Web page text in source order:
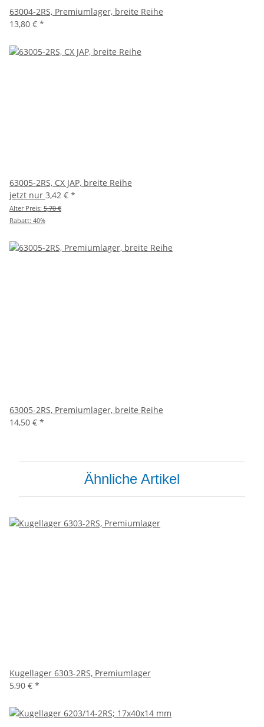
63004-2RS, Premiumlager, breite Reihe
13,80 € *
63005-2RS, CX JAP, breite Reihe
jetzt nur 3,42 € *
Alter Preis: 5,70 €
Rabatt: 40%
63005-2RS, Premiumlager, breite Reihe
14,50 € *
Ähnliche Artikel
Kugellager 6303-2RS, Premiumlager
5,90 € *